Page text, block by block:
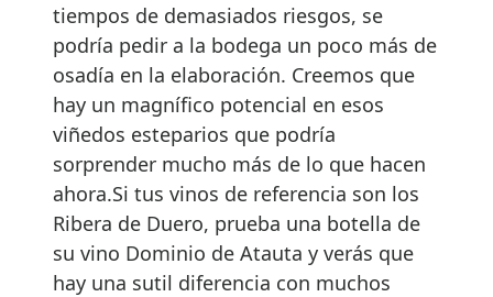
tiempos de demasiados riesgos, se
podría pedir a la bodega un poco más de
osadía en la elaboración. Creemos que
hay un magnífico potencial en esos
viñedos esteparios que podría
sorprender mucho más de lo que hacen
ahora.Si tus vinos de referencia son los
Ribera de Duero, prueba una botella de
su vino Dominio de Atauta y verás que
hay una sutil diferencia con muchos